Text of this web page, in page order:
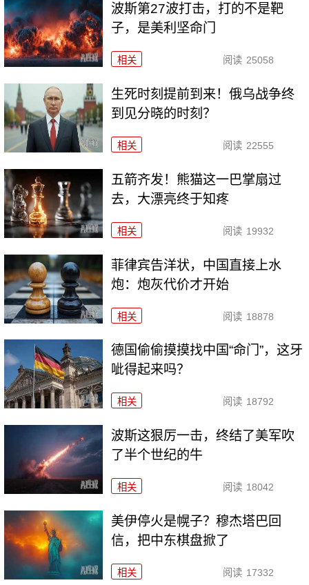
波斯第27波打击，打的不是靶
子，是美利坚命门
相关 阅读 25058
生死时刻提前到来！俄乌战争终
到见分晓的时刻？
相关 阅读 22555
五箭齐发！熊猫这一巴掌扇过
去，大漂亮终于知疼
相关 阅读 19932
菲律宾告洋状，中国直接上水
炮：炮灰代价才开始
相关 阅读 18878
德国偷偷摸摸找中国“命门”，这牙
呲得起来吗？
相关 阅读 18792
波斯这狠厉一击，终结了美军吹
了半个世纪的牛
相关 阅读 18042
美伊停火是幌子？穆杰塔巴回
信，把中东棋盘掀了
相关 阅读 17332